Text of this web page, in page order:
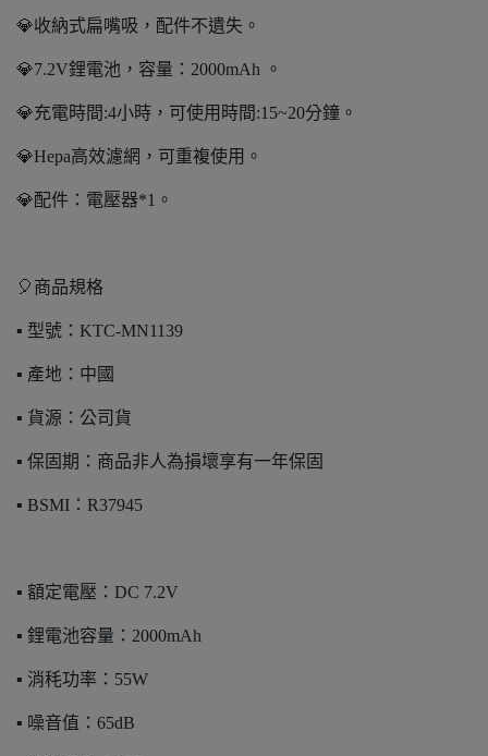
💎收納式扁嘴吸，配件不遺失。
💎7.2V鋰電池，容量：2000mAh 。
💎充電時間:4小時，可使用時間:15~20分鐘。
💎Hepa高效濾網，可重複使用。
💎配件：電壓器*1。
🎈商品規格
▪️ 型號：KTC-MN1139
▪️ 產地：中國
▪️ 貨源：公司貨
▪️ 保固期：商品非人為損壞享有一年保固
▪️ BSMI：R37945
▪️ 額定電壓：DC 7.2V
▪️ 鋰電池容量：2000mAh
▪️ 消秏功率：55W
▪️ 噪音值：65dB